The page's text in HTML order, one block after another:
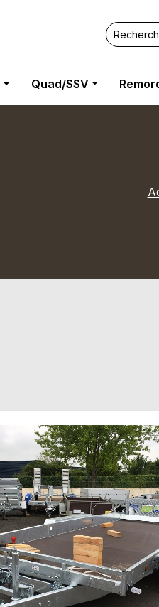
Quad/SSV